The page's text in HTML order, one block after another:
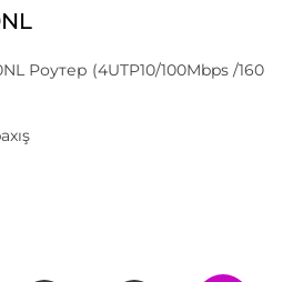
Роутер (4UTP10/100Mbps /160